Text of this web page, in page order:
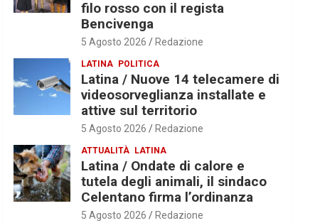
filo rosso con il regista
Bencivenga
5 Agosto 2026 Redazione
LATINA POLITICA
Latina / Nuove 14 telecamere di
videosorveglianza installate e
attive sul territorio
5 Agosto 2026 Redazione
ATTUALITÀ LATINA
Latina / Ondate di calore e
tutela degli animali, il sindaco
Celentano firma l’ordinanza
5 Agosto 2026 Redazione